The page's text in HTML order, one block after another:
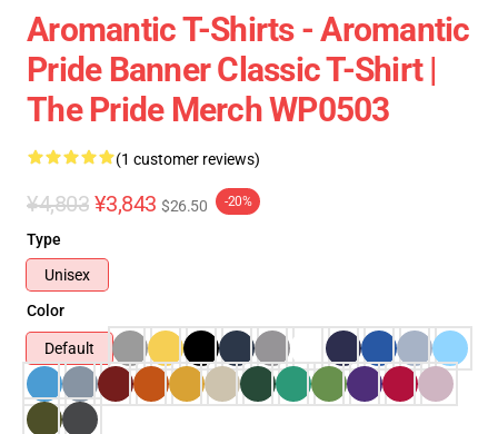
Aromantic T-Shirts - Aromantic
Pride Banner Classic T-Shirt |
The Pride Merch WP0503
(1 customer reviews)
¥4,803 ¥3,843 $26.50 -20%
Type
Unisex
Color
Default